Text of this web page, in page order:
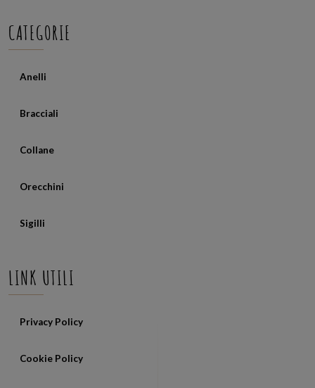
CATEGORIE
Anelli
Bracciali
Collane
Orecchini
Sigilli
LINK UTILI
Privacy Policy
Cookie Policy